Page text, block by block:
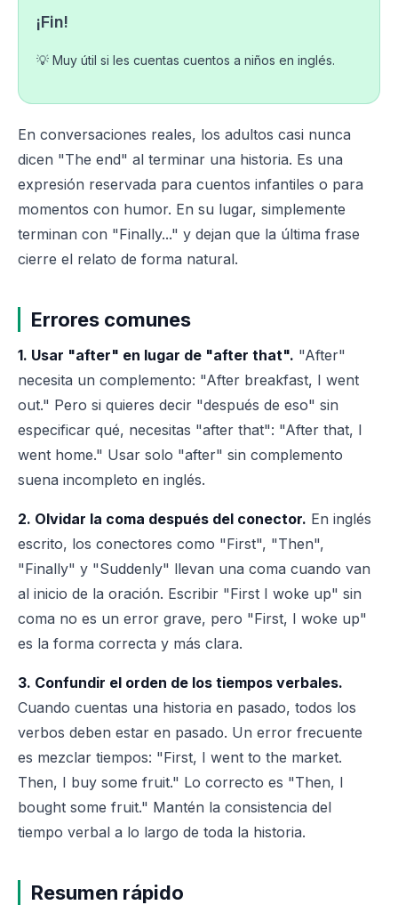
¡Fin!
💡 Muy útil si les cuentas cuentos a niños en inglés.
En conversaciones reales, los adultos casi nunca
dicen "The end" al terminar una historia. Es una
expresión reservada para cuentos infantiles o para
momentos con humor. En su lugar, simplemente
terminan con "Finally..." y dejan que la última frase
cierre el relato de forma natural.
Errores comunes
1. Usar "after" en lugar de "after that". "After"
necesita un complemento: "After breakfast, I went
out." Pero si quieres decir "después de eso" sin
especificar qué, necesitas "after that": "After that, I
went home." Usar solo "after" sin complemento
suena incompleto en inglés.
2. Olvidar la coma después del conector. En inglés
escrito, los conectores como "First", "Then",
"Finally" y "Suddenly" llevan una coma cuando van
al inicio de la oración. Escribir "First I woke up" sin
coma no es un error grave, pero "First, I woke up"
es la forma correcta y más clara.
3. Confundir el orden de los tiempos verbales.
Cuando cuentas una historia en pasado, todos los
verbos deben estar en pasado. Un error frecuente
es mezclar tiempos: "First, I went to the market.
Then, I buy some fruit." Lo correcto es "Then, I
bought some fruit." Mantén la consistencia del
tiempo verbal a lo largo de toda la historia.
Resumen rápido